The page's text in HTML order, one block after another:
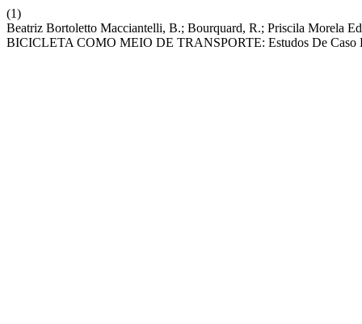
(1)
Beatriz Bortoletto Macciantelli, B.; Bourquard, R.; Priscila
BICICLETA COMO MEIO DE TRANSPORTE: Estudos De Caso